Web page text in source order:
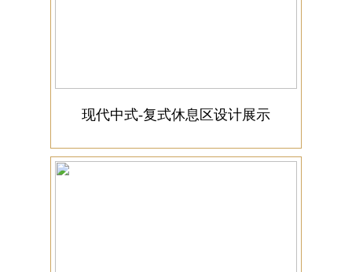
现代中式-复式休息区设计展示